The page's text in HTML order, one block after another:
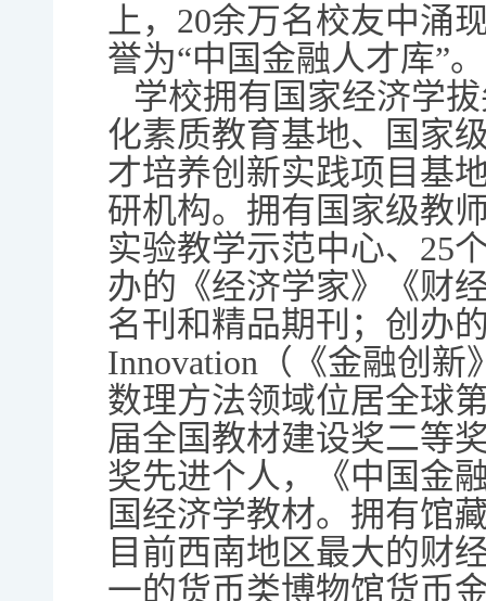
上，20余万名校友中涌
誉为“中国金融人才库”。
学校拥有国家经济学
化素质教育基地、国家
才培养创新实践项目基
研机构。拥有国家级教
实验教学示范中心、25
办的《经济学家》《财
名刊和精品期刊；创办
Innovation（《金融创新
数理方法领域位居全球
届全国教材建设奖二等
奖先进个人，《中国金
国经济学教材。拥有馆
目前西南地区最大的财
一的货币类博物馆货币